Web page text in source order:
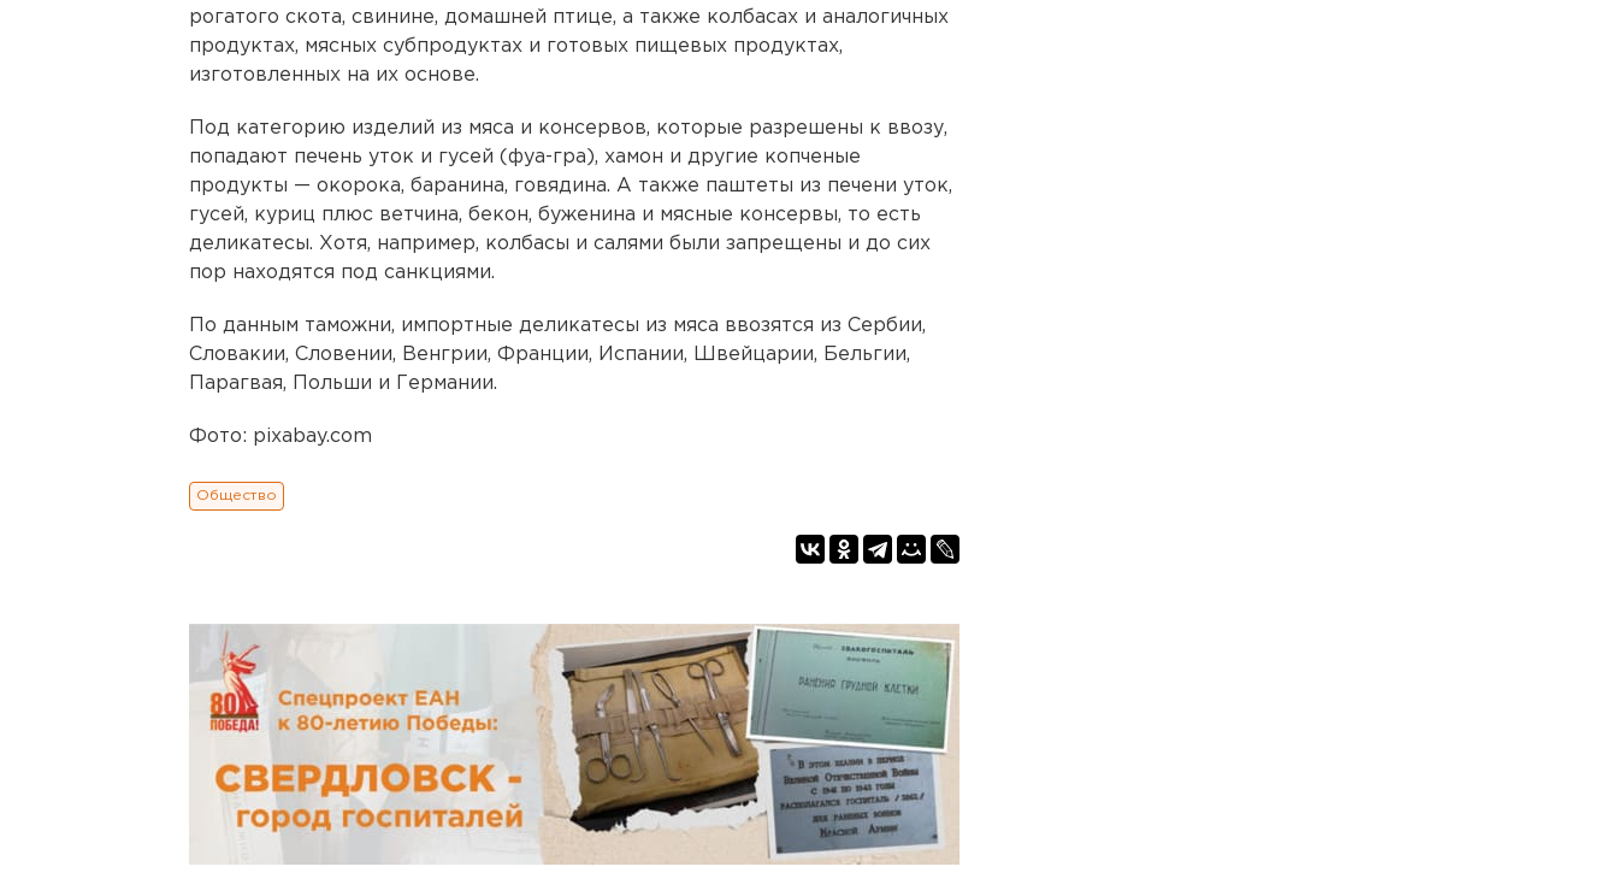
рогатого скота, свинине, домашней птице, а также колбасах и аналогичных
продуктах, мясных субпродуктах и готовых пищевых продуктах,
изготовленных на их основе.
Под категорию изделий из мяса и консервов, которые разрешены к ввозу,
попадают печень уток и гусей (фуа-гра), хамон и другие копченые
продукты — окорока, баранина, говядина. А также паштеты из печени уток,
гусей, куриц плюс ветчина, бекон, буженина и мясные консервы, то есть
деликатесы. Хотя, например, колбасы и салями были запрещены и до сих
пор находятся под санкциями.
По данным таможни, импортные деликатесы из мяса ввозятся из Сербии,
Словакии, Словении, Венгрии, Франции, Испании, Швейцарии, Бельгии,
Парагвая, Польши и Германии.
Фото: pixabay.com
Общество